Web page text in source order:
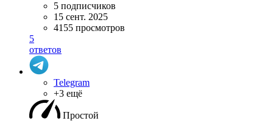
5 подписчиков
15 сент. 2025
4155 просмотров
5
ответов
Telegram
+3 ещё
Простой